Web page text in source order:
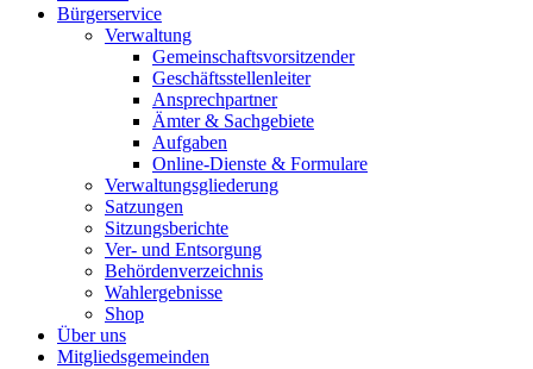
Bürgerservice
Verwaltung
Gemeinschaftsvorsitzender
Geschäftsstellenleiter
Ansprechpartner
Ämter & Sachgebiete
Aufgaben
Online-Dienste & Formulare
Verwaltungsgliederung
Satzungen
Sitzungsberichte
Ver- und Entsorgung
Behördenverzeichnis
Wahlergebnisse
Shop
Über uns
Mitgliedsgemeinden